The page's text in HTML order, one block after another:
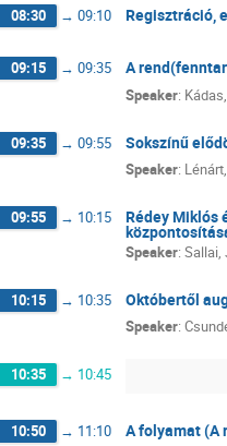
08:30 → 09:10 Regisztráció,
09:15 → 09:35 A
Speaker:
09:35 → 09:55 Sokszínű
Speaker:
09:55 → 10:15 Rédey Miklós
Speaker: Sallai,
10:15 → 10:35 Októbertől
Speaker:
10:35 → 10:45
10:50 → 11:10 A folyamat (A